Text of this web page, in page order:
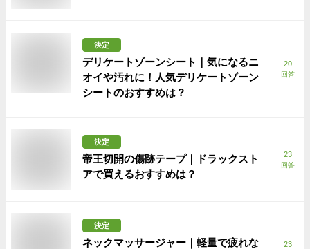
決定
デリケートゾーンシート｜気になるニ
オイや汚れに！人気デリケートゾーン
シートのおすすめは？
20
回答
決定
帝王切開の傷跡テープ｜ドラックスト
アで買えるおすすめは？
23
回答
決定
ネックマッサージャー｜軽量で疲れな
23